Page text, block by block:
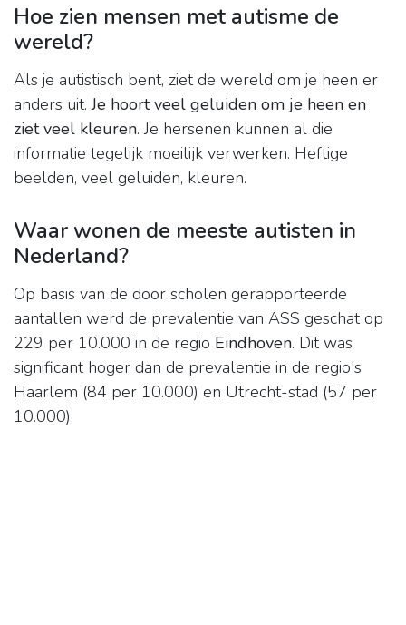
Hoe zien mensen met autisme de
wereld?
Als je autistisch bent, ziet de wereld om je heen er
anders uit.Je hoort veel geluiden om je heen en
ziet veel kleuren. Je hersenen kunnen al die
informatie tegelijk moeilijk verwerken. Heftige
beelden, veel geluiden, kleuren.
Waar wonen de meeste autisten in
Nederland?
Op basis van de door scholen gerapporteerde
aantallen werd de prevalentie van ASS geschat op
229 per 10.000 in de regio Eindhoven. Dit was
significant hoger dan de prevalentie in de regio's
Haarlem (84 per 10.000) en Utrecht-stad (57 per
10.000).